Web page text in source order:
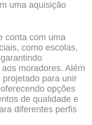
uma aquisição
conta com uma
como escolas,
moradores. Além
para unir
opções
de qualidade e
diferentes perfis